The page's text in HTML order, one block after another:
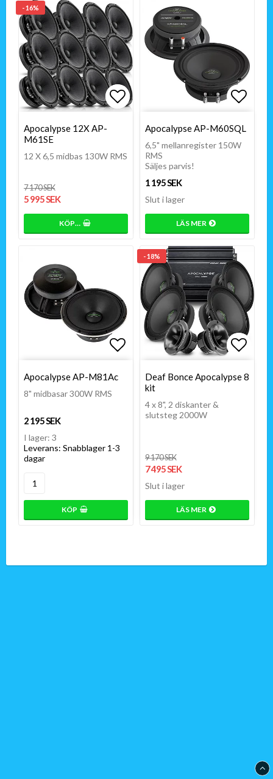
- 16%
Lägg till i favoritlistan
Lägg till i favoritlistan
Apocalypse 12X AP-
M61SE
12 X 6,5 midbas 130W RMS
7 170 SEK
5 995 SEK
KÖP…
Apocalypse AP-M60SQL
6,5" mellanregister 150W
RMS
Säljes parvis!
1 195 SEK
Slut i lager
LÄS MER
Apocalypse AP-M81Ac
8" midbasar 300W RMS
2 195 SEK
I lager: 3
Leverans: Snabblager 1-3
dagar
KÖP
- 18%
Deaf Bonce Apocalypse 8
kit
4 x 8", 2 diskanter &
slutsteg 2000W
9 170 SEK
7 495 SEK
Slut i lager
LÄS MER